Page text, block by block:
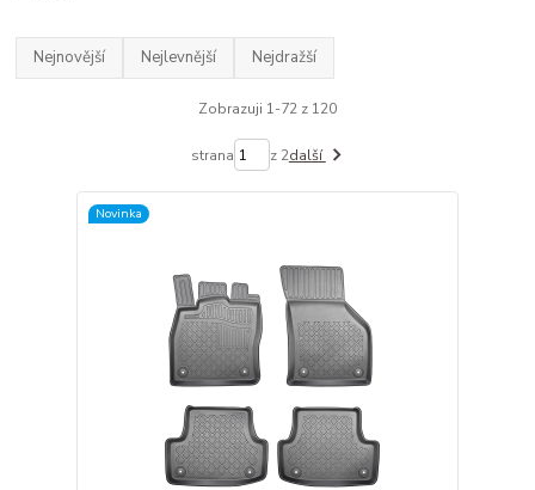
Nejnovější Nejlevnější Nejdražší
Zobrazuji 1-72 z 120
strana z 2další
Novinka